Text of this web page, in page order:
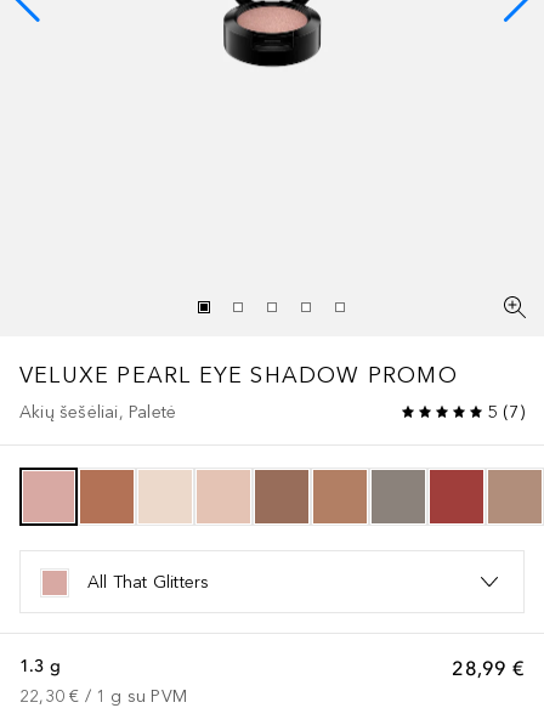
VELUXE PEARL EYE SHADOW PROMO
Akių šešėliai, Paletė 5 (7)
All That Glitters
28,99 €
1.3 g
22,30 € / 1 g su PVM